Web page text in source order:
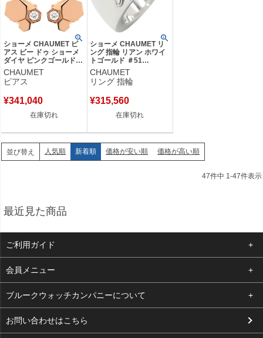
ショーメ CHAUMET ピ
アス ビー ドゥ ショーメ
ダイヤ ピンクゴールド 1
石 ビーマイラブ ハニカ
ム 083985-000 【保証
書】 【中古】
CHAUMET
ピアス
¥341,040
在庫切れ
ショーメ CHAUMET リ
ング 指輪 リアン ホワイ
トゴールド ＃51
Chaumet 750 WG 18K
18金 ダイヤ リアン ドゥ
リング クロスモチーフ
CHAUMET
リング 指輪
¥315,560
在庫切れ
並び替え 人気順 新着順 価格が安い順 価格が高い順
47件中 1-47件表示
最近見た商品
ご利用ガイド
よくある質問
支払い・送料
お客様の声
会員メニュー
ログイン
お気に入り
ブルークウォッチカンパニーについて
会社概要
お問い合わせはこちら